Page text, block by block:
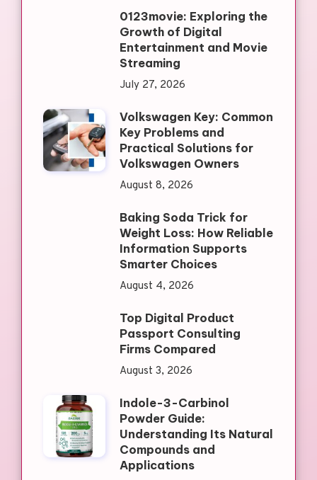
0123movie: Exploring the
Growth of Digital
Entertainment and Movie
Streaming
July 27, 2026
Volkswagen Key: Common
Key Problems and
Practical Solutions for
Volkswagen Owners
August 8, 2026
Baking Soda Trick for
Weight Loss: How Reliable
Information Supports
Smarter Choices
August 4, 2026
Top Digital Product
Passport Consulting
Firms Compared
August 3, 2026
Indole-3-Carbinol
Powder Guide:
Understanding Its Natural
Compounds and
Applications